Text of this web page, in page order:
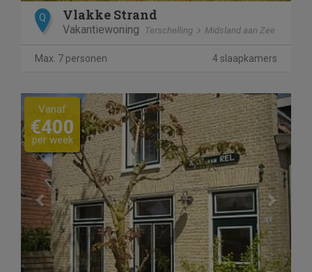
Q Vlakke Strand
Vakantiewoning Terschelling Midsland aan Zee
Max. 7 personen 4 slaapkamers
Previous Next
Vanaf
€400
per week